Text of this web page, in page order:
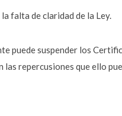
falta de claridad de la Ley.
puede suspender los
repercusiones que ello